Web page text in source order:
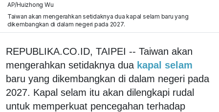
AP/Huizhong Wu
Taiwan akan mengerahkan setidaknya dua kapal selam baru yang
dikembangkan di dalam negeri pada 2027.
REPUBLIKA.CO.ID, TAIPEI -- Taiwan akan
mengerahkan setidaknya dua kapal selam
baru yang dikembangkan di dalam negeri pada
2027. Kapal selam itu akan dilengkapi rudal
untuk memperkuat pencegahan terhadap